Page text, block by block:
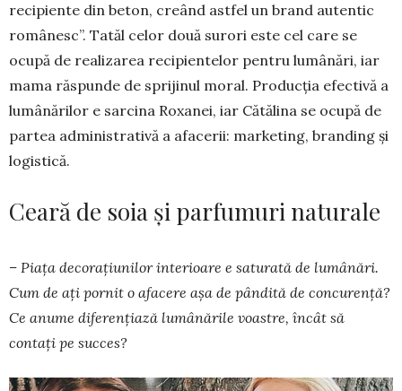
recipiente din beton, creând astfel un brand autentic
românesc”. Tatăl celor două surori este cel care se
ocupă de realizarea recipientelor pentru lumânări, iar
mama răspunde de sprijinul moral. Producția efectivă a
lumânărilor e sarcina Roxanei, iar Cătălina se ocupă de
partea administrativă a afacerii: marketing, branding și
logistică.
Ceară de soia și parfumuri naturale
– Piața decorațiunilor interioare e saturată de lumânări.
Cum de ați pornit o afacere așa de pândită de concurență?
Ce anume diferențiază lumânările voastre, încât să
contați pe succes?